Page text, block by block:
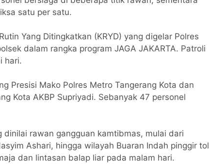
satu per satu.
Yang Ditingkatkan (KRYD) yang digelar Polres
dalam rangka program JAGA JAKARTA. Patroli
hari.
Presisi Mako Polres Metro Tangerang Kota dan
Kota AKBP Supriyadi. Sebanyak 47 personel
rawan gangguan kamtibmas, mulai dari
Ashari, hingga wilayah Buaran Indah pinggir tol
dan lintasan balap liar pada malam hari.